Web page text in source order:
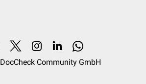
DocCheck Community GmbH